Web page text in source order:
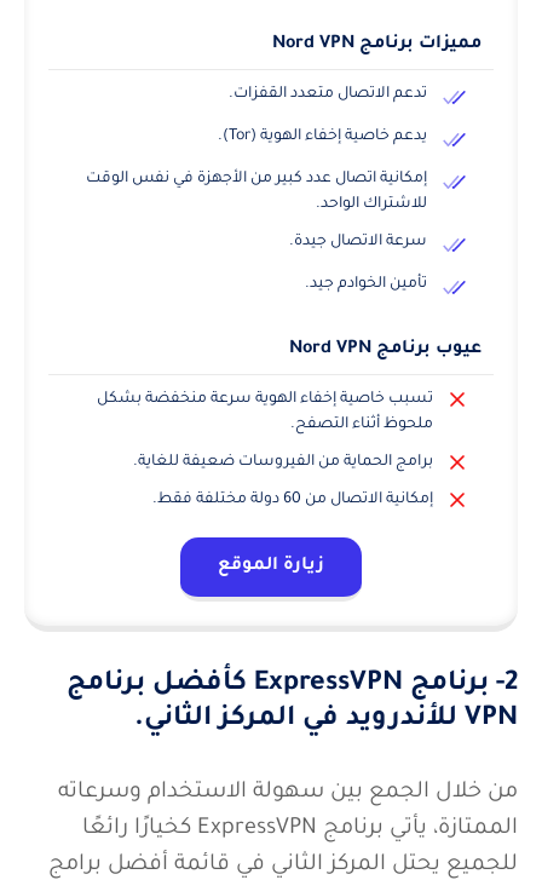
مميزات برنامج Nord VPN
تدعم الاتصال متعدد القفزات.
يدعم خاصية إخفاء الهوية (Tor).
إمكانية اتصال عدد كبير من الأجهزة في نفس الوقت
للاشتراك الواحد.
سرعة الاتصال جيدة.
تأمين الخوادم جيد.
عيوب برنامج Nord VPN
تسبب خاصية إخفاء الهوية سرعة منخفضة بشكل
ملحوظ أثناء التصفح.
برامج الحماية من الفيروسات ضعيفة للغاية.
إمكانية الاتصال من 60 دولة مختلفة فقط.
زيارة الموقع
2- برنامج ExpressVPN كأفضل برنامج
VPN للأندرويد في المركز الثاني.
من خلال الجمع بين سهولة الاستخدام وسرعاته
الممتازة، يأتي برنامج ExpressVPN كخيارًا رائعًا
للجميع يحتل المركز الثاني في قائمة أفضل برامج